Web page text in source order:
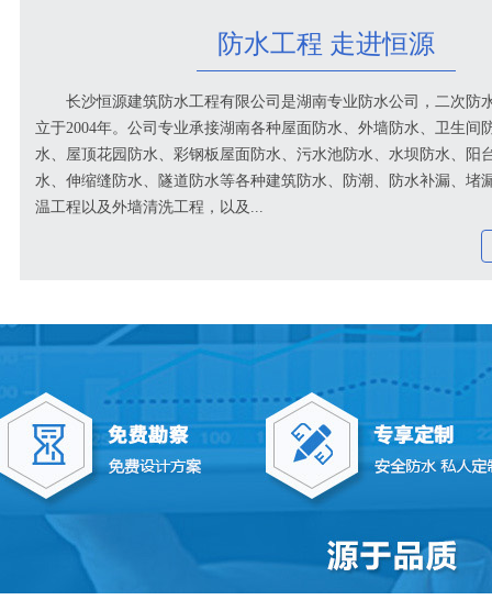
防水工程 走进恒源
长沙恒源建筑防水工程有限公司是湖南专业防水公司，二次防
立于2004年。公司专业承接湖南各种屋面防水、外墙防水、卫生间
水、屋顶花园防水、彩钢板屋面防水、污水池防水、水坝防水、阳
水、伸缩缝防水、隧道防水等各种建筑防水、防潮、防水补漏、堵
温工程以及外墙清洗工程，以及...